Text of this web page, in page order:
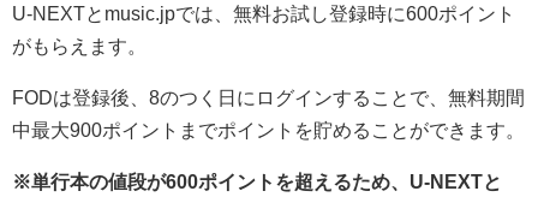
U-NEXTとmusic.jpでは、無料お試し登録時に600ポイント
がもらえます。
FODは登録後、8のつく日にログインすることで、無料期間
中最大900ポイントまでポイントを貯めることができます。
※単行本の値段が600ポイントを超えるため、U-NEXTと